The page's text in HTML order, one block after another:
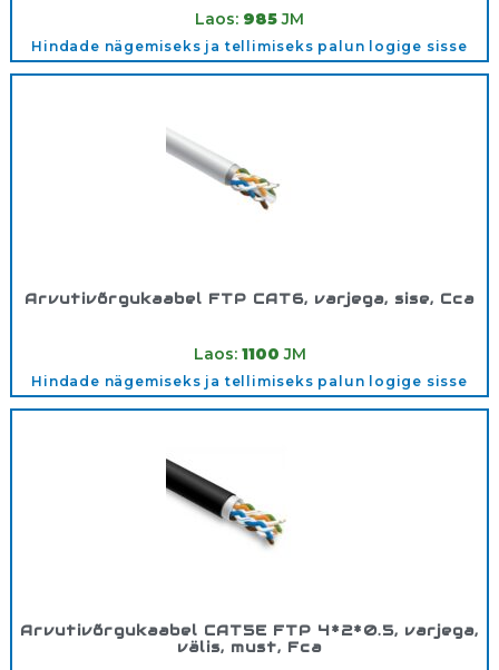
Laos: 985JM
Hindade nägemiseks ja tellimiseks palun logige sisse
Arvutivõrgukaabel FTP CAT6, varjega, sise, Cca
Laos: 1100 JM
Hindade nägemiseks ja tellimiseks palun logige sisse
Arvutivõrgukaabel CAT5E FTP 4*2*0.5, varjega,
välis, must, Fca